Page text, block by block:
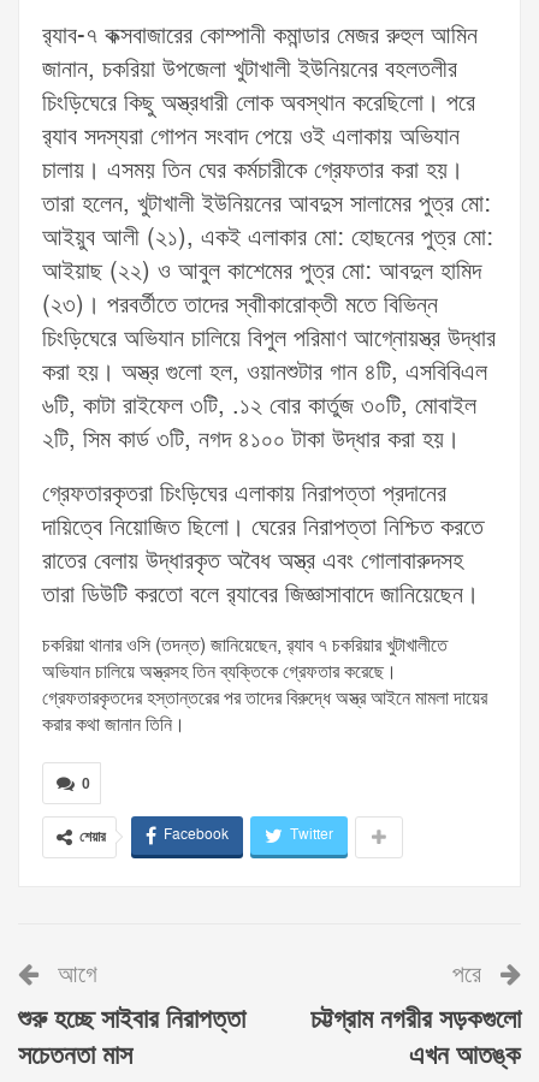
র‌্যাব-৭ কক্সবাজারের কোম্পানী কমান্ডার মেজর রুহুল আমিন
জানান, চকরিয়া উপজেলা খুটাখালী ইউনিয়নের বহলতলীর
চিংড়িঘেরে কিছু অস্ত্রধারী লোক অবস্থান করেছিলো। পরে
র‌্যাব সদস্যরা গোপন সংবাদ পেয়ে ওই এলাকায় অভিযান
চালায়। এসময় তিন ঘের কর্মচারীকে গ্রেফতার করা হয়।
তারা হলেন, খুটাখালী ইউনিয়নের আবদুস সালামের পুত্র মো:
আইয়ুব আলী (২১), একই এলাকার মো: হোছনের পুত্র মো:
আইয়াছ (২২) ও আবুল কাশেমের পুত্র মো: আবদুল হামিদ
(২৩)। পরবর্তীতে তাদের স্বাীকারোক্তী মতে বিভিন্ন
চিংড়িঘেরে অভিযান চালিয়ে বিপুল পরিমাণ আগ্নোয়স্ত্র উদ্ধার
করা হয়। অস্ত্র গুলো হল, ওয়ানশুটার গান ৪টি, এসবিবিএল
৬টি, কাটা রাইফেল ৩টি, .১২ বোর কার্তুজ ৩০টি, মোবাইল
২টি, সিম কার্ড ৩টি, নগদ ৪১০০ টাকা উদ্ধার করা হয়।
গ্রেফতারকৃতরা চিংড়িঘের এলাকায় নিরাপত্তা প্রদানের
দায়িত্বে নিয়োজিত ছিলো। ঘেরের নিরাপত্তা নিশ্চিত করতে
রাতের বেলায় উদ্ধারকৃত অবৈধ অস্ত্র এবং গোলাবারুদসহ
তারা ডিউটি করতো বলে র‌্যাবের জিজ্ঞাসাবাদে জানিয়েছেন।
চকরিয়া থানার ওসি (তদন্ত) জানিয়েছেন, র‌্যাব ৭ চকরিয়ার খুটাখালীতে
অভিযান চালিয়ে অস্ত্রসহ তিন ব্যক্তিকে গ্রেফতার করেছে।
গ্রেফতারকৃতদের হস্তান্তরের পর তাদের বিরুদ্ধে অস্ত্র আইনে মামলা দায়ের
করার কথা জানান তিনি।
0
শেয়ার Facebook Twitter
আগে
শুরু হচ্ছে সাইবার নিরাপত্তা
সচেতনতা মাস
পরে
চট্টগ্রাম নগরীর সড়কগুলো
এখন আতঙ্ক